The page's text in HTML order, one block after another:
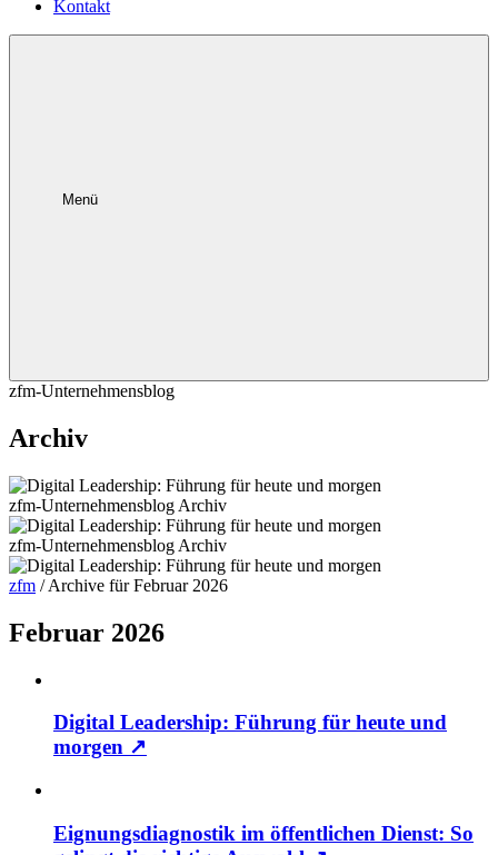
Kontakt
Menü
zfm-Unternehmensblog
Archiv
zfm-Unternehmensblog Archiv
zfm-Unternehmensblog Archiv
zfm /Archive für Februar 2026
Februar 2026
Digital Leadership: Führung für heute und
morgen ↗
Eignungsdiagnostik im öffentlichen Dienst: So